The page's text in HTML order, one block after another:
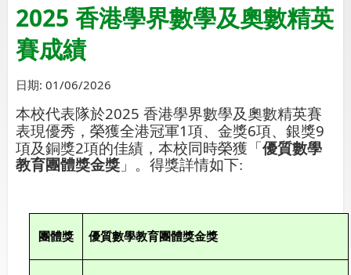
2025 香港學界數學及奧數精英
賽成績
日期: 01/06/2026
本校代表隊於2025 香港學界數學及奧數精英賽
表現優秀，榮獲全港冠軍1項、金獎6項、銀獎9
項及銅獎2項的佳績，本校同時榮獲「優質數學
教育團體獎金獎 」。 得獎詳情如下:
團體獎 優質數學教育團體獎金獎